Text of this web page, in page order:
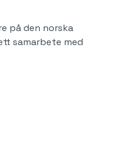
på den norska
samarbete med